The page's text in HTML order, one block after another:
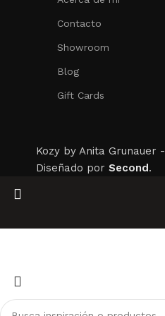
Contacto
Showroom
Blog
Gift Cards
Kozy by Anita Grunauer -
Diseñado por Second.